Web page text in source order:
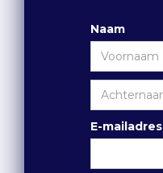
Naam
E-mailadres